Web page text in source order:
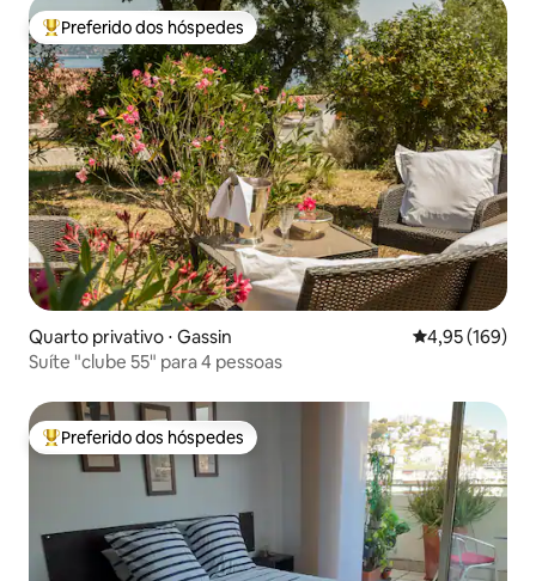
Entre os melhores preferidos dos hóspedes
Preferido dos hóspedes
Quarto privativo ⋅ Gassin 4,95 de uma
4,95 (169)
Suíte "clube 55" para 4 pessoas
Entre os melhores preferidos dos hóspedes
Preferido dos hóspedes